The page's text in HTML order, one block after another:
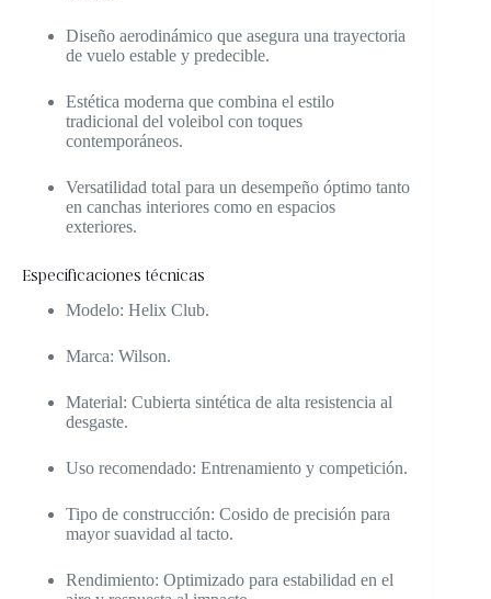
Diseño aerodinámico que asegura una trayectoria
de vuelo estable y predecible.
Estética moderna que combina el estilo
tradicional del voleibol con toques
contemporáneos.
Versatilidad total para un desempeño óptimo tanto
en canchas interiores como en espacios
exteriores.
Especificaciones técnicas
Modelo: Helix Club.
Marca: Wilson.
Material: Cubierta sintética de alta resistencia al
desgaste.
Uso recomendado: Entrenamiento y competición.
Tipo de construcción: Cosido de precisión para
mayor suavidad al tacto.
Rendimiento: Optimizado para estabilidad en el